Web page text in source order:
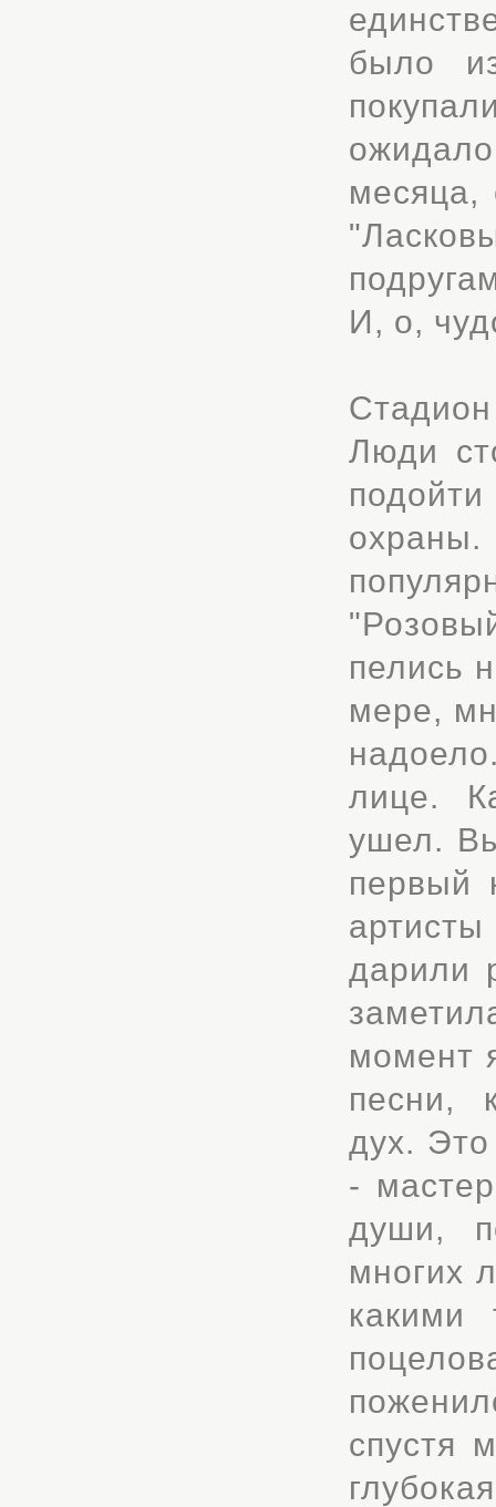
было
месяца,
И, о,
Люди
охраны.
пелись
мере,
лице.
ушел.
первый
дарили
момент
песни,
дух. Это
-
души,
многих
какими
спустя